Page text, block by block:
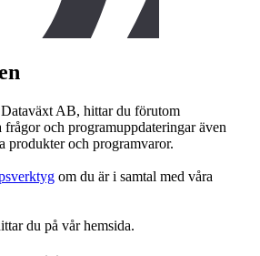
AB, hittar du förutom
och programuppdateringar även
produkter och programvaror.
om du är i samtal med våra
du på vår hemsida.